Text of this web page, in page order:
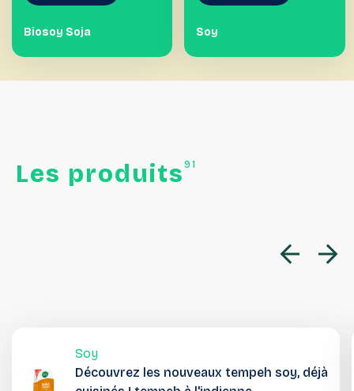
Biosoy Soja Soy
Les produits 91
Soy
Découvrez les nouveaux tempeh soy, déjà